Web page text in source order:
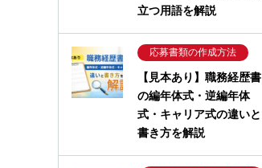
立つ用語を解説
応募書類の作成方法
【見本あり】職務経歴書
の編年体式・逆編年体
式・キャリア式の違いと
書き方を解説